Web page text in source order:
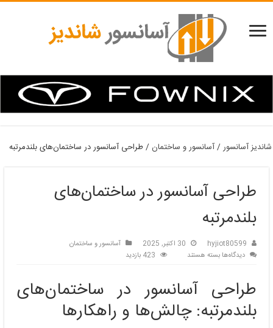
شاندیز آسانسور/آسانسور و ساختمان/طراحی آسانسور در ساختمان‌های بلندمرتبه
طراحی آسانسور در ساختمان‌های
بلندمرتبه
hyjiot80599 30 اکتبر, 2025
آسانسور و ساختمان
دیدگاه‌هابرای
در
ساختمان‌های
بلندمرتبه
بسته هستند 423 بازدید
طراحی آسانسور در ساختمان‌های
بلندمرتبه: چالش‌ها و راهکارها